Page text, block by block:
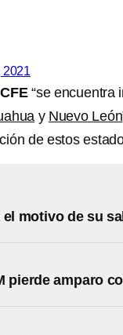
2021
CFE“se encuentra
y Nuevo León
de estos
motivo de su
pierde amparo